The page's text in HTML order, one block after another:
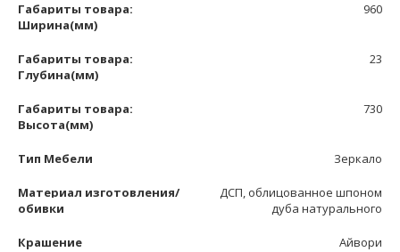
Габариты товара:
Ширина(мм)
960
Габариты товара:
Глубина(мм)
23
Габариты товара:
Высота(мм)
730
Тип Мебели Зеркало
Материал изготовления/
обивки
ДСП, облицованное шпоном
дуба натурального
Крашение Айвори